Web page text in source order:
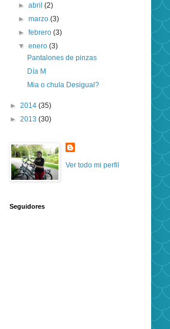
►abril(2)
►marzo(3)
►febrero(3)
▼enero(3)
Pantalones de pinzas
Día M
Mia o chula Desigual?
► 2014 (35)
► 2013 (30)
Ver todo mi perfil
Seguidores